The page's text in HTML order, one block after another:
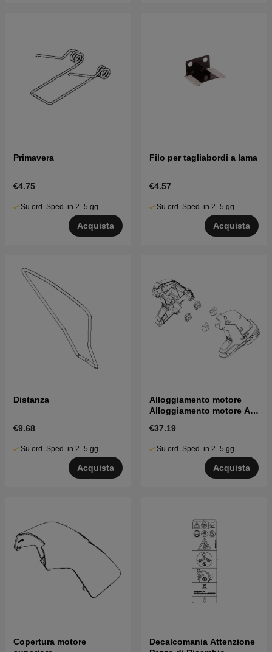
Primavera
€4.75
Su ord. Sped. in 2–5 gg
Acquista
Filo per tagliabordi a lama
€4.57
Su ord. Sped. in 2–5 gg
Acquista
Distanza
€9.68
Su ord. Sped. in 2–5 gg
Acquista
Alloggiamento motore
Alloggiamento motore As
€37.19
Su ord. Sped. in 2–5 gg
Acquista
Copertura motore
Decalcomania Attenzione